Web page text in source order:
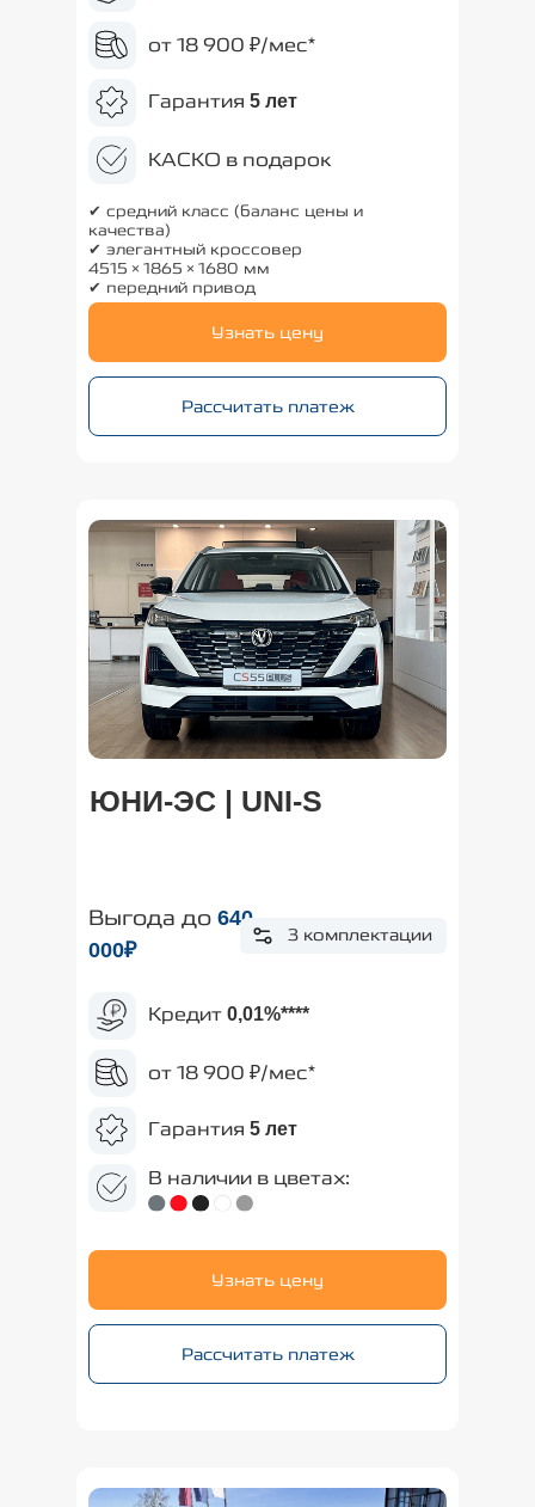
от 18 900 ₽/мес*
Гарантия 5 лет
КАСКО в подарок
Рассчитать платеж
Узнать цену
✔ средний класс (баланс цены и
качества)
✔ элегантный кроссовер
4515×1865×1680 мм
✔ передний привод
ЮНИ-ЭС | UNI-S
Рассчитать платеж
Кредит 0,01%****
Узнать цену
от 18 900 ₽/мес*
Выгода до 640
000₽
3 комплектации
Гарантия 5 лет
В наличии в цветах: